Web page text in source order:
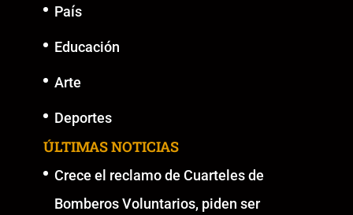
País
Educación
Arte
Deportes
ÚLTIMAS NOTICIAS
Crece el reclamo de Cuarteles de
Bomberos Voluntarios, piden ser